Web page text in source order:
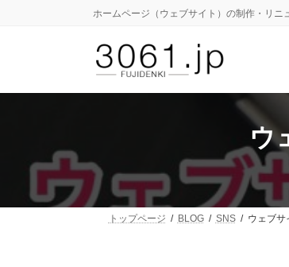
へ
ョ
ホームページ（ウェブサイト）の制作・リニ
ウ
トップページ BLOG SNS ウェブサ